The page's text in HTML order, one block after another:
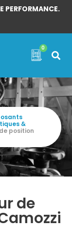
PERFORMANCE.
0
&
position
de